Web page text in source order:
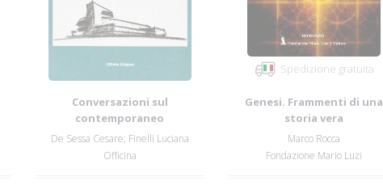
Conversazioni sul
contemporaneo
De Sessa Cesare; Finelli Luciana
Officina
Spedizione gratuita
Genesi. Frammenti di una
storia vera
Marco Rocca
Fondazione Mario Luzi